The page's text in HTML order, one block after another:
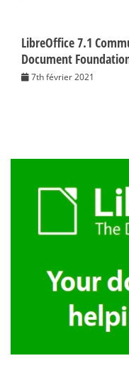
LibreOffice 7.1
Document
7th février 2021